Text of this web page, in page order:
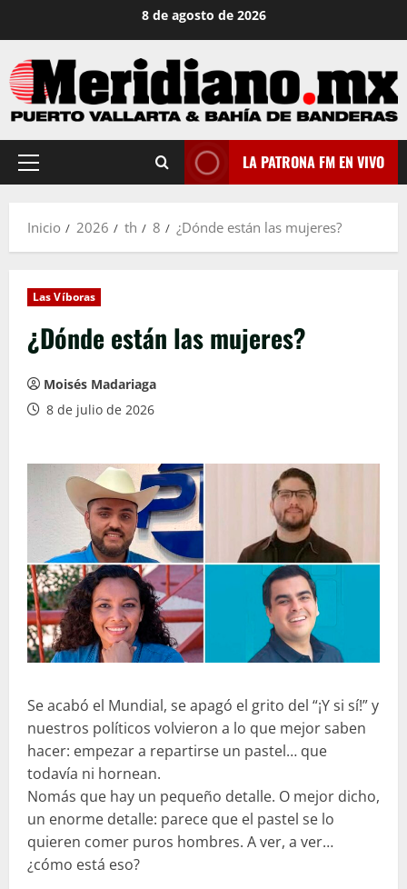
contenido
8 de agosto de 2026
Menú
LA PATRONA FM EN VIVO
Inicio 2026 th 8 ¿Dónde están las mujeres?
Las Víboras
¿Dónde están las mujeres?
Moisés Madariaga
8 de julio de 2026
Se acabó el Mundial, se apagó el grito del “¡Y si sí!” y
nuestros políticos volvieron a lo que mejor saben
hacer: empezar a repartirse un pastel… que
todavía ni hornean.
Nomás que hay un pequeño detalle. O mejor dicho,
un enorme detalle: parece que el pastel se lo
quieren comer puros hombres. A ver, a ver…
¿cómo está eso?